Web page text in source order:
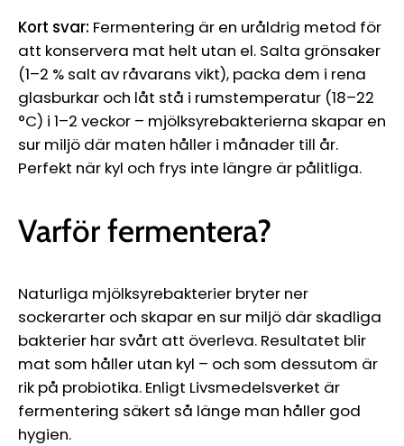
Kort svar: Fermentering är en uråldrig metod för
att konservera mat helt utan el. Salta grönsaker
(1–2 % salt av råvarans vikt), packa dem i rena
glasburkar och låt stå i rumstemperatur (18–22
°C) i 1–2 veckor – mjölksyrebakterierna skapar en
sur miljö där maten håller i månader till år.
Perfekt när kyl och frys inte längre är pålitliga.
Varför fermentera?
Naturliga mjölksyrebakterier bryter ner
sockerarter och skapar en sur miljö där skadliga
bakterier har svårt att överleva. Resultatet blir
mat som håller utan kyl – och som dessutom är
rik på probiotika. Enligt Livsmedelsverket är
fermentering säkert så länge man håller god
hygien.